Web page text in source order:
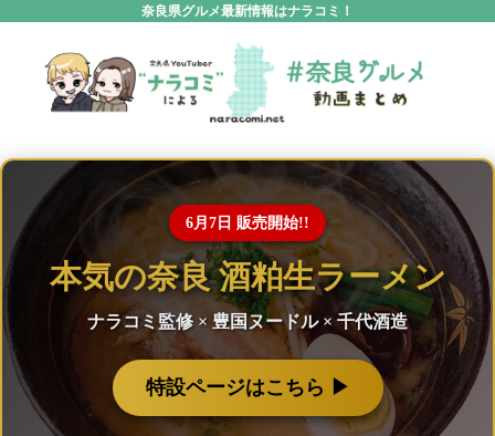
奈良県グルメ最新情報はナラコミ！
6月7日 販売開始!!
本気の奈良 酒粕生ラーメン
ナラコミ監修 × 豊国ヌードル × 千代酒造
特設ページはこちら ▶︎